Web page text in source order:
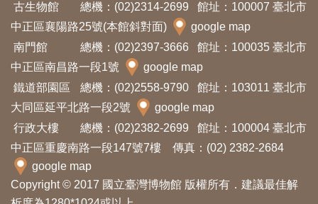
古生物館
總機：(02)2314-2699
館址：100007 臺北市
中正區襄陽路25號(本館斜對面)
google map
南門館
總機：(02)2397-3666
館址：100035 臺北市
中正區南昌路一段1號
google map
鐵道部園區
總機：(02)2558-9790
館址：103011 臺北市
大同區延平北路一段2號
google map
行政大樓
總機：(02)2382-2699
館址：100004 臺北市
中正區重慶南路一段147號7樓 傳真：(02) 2382-2684
google map
Copyright © 2017 國立臺灣博物館 版權所有．建議最佳解